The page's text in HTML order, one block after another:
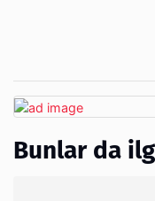
Bunlar da